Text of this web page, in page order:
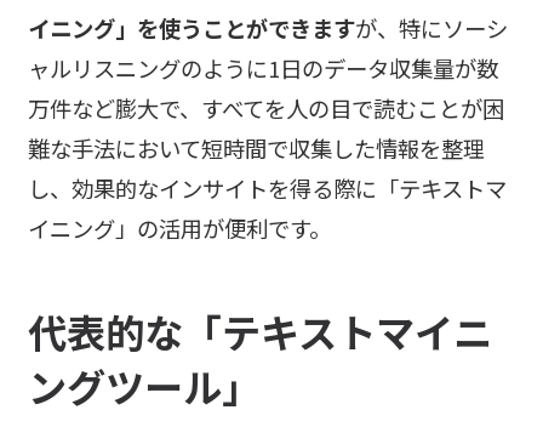
イニング」を使うことができますが、特にソーシ
ャルリスニングのように1日のデータ収集量が数
万件など膨大で、すべてを人の目で読むことが困
難な手法において短時間で収集した情報を整理
し、効果的なインサイトを得る際に「テキストマ
イニング」の活用が便利です。
代表的な「テキストマイニ
ングツール」